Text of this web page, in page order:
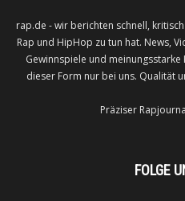
rap.de - wir berichten schnell,
Rap und HipHop zu tun hat. News,
Gewinnspiele und
dieser Form nur bei uns. Qualität
Präziser
FOLGE